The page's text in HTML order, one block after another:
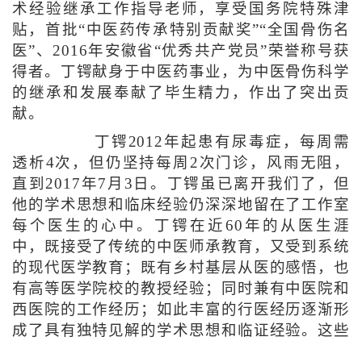
术经验继承工作指导老师，享受国务院特殊津
贴，首批“中医药传承特别贡献奖”“全国骨伤名
医”、2016年安徽省“优秀共产党员”荣誉称号获
得者。丁锷献身于中医药事业，为中医骨伤科学
的继承和发展奉献了毕生精力，作出了突出贡
献。
丁锷2012年起患有尿毒症，每周需
透析4次，但仍坚持每周2次门诊，风雨无阻，
直到2017年7月3日。丁锷虽已离开我们了，但
他的学术思想和临床经验仍深深地留在了工作室
每个医生的心中。丁锷在近60年的从医生涯
中，既接受了传统的中医师承教育，又受到系统
的现代医学教育；既有乡村基层从医的感悟，也
有高等医学院校的教授经验；同时兼有中医院和
西医院的工作经历；如此丰富的行医经历逐渐形
成了具有独特见解的学术思想和临证经验。这些